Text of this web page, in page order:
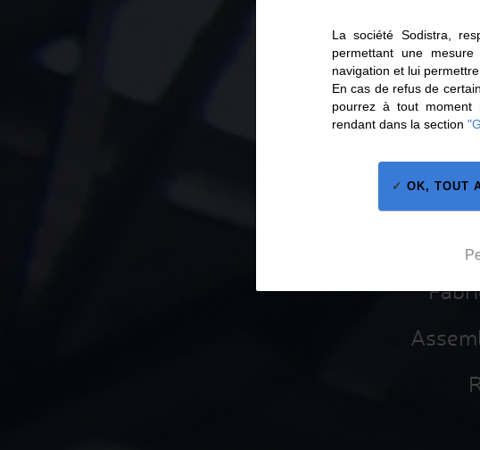
La société Sodistra,
permettant une
navigation et lui
En cas de refus de
pourrez à tout moment
rendant dans la section
OK, TOUT